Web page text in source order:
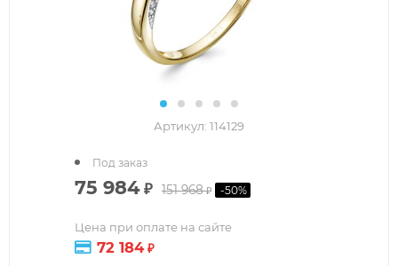
Артикул: 114129
75 984₽ 151 968₽ -50%
Цена при оплате на сайте
72 184₽
Под заказ